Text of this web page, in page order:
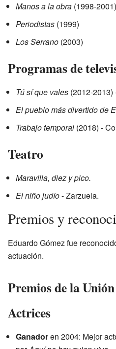
Manos a la obra (1998-2001)
Periodistas (1999)
Los Serrano (2003)
Programas de
Tú sí que vales (2012-
El pueblo más divertido de
Trabajo temporal (2018) -
Teatro
Maravilla, diez y pico.
El niño judío- Zarzuela.
Premios y
Eduardo Gómez fue
actuación.
Premios de la
Actrices
Ganadoren 2004: Mejor